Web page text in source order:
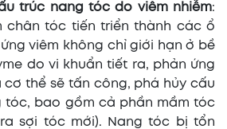
trúc nang tóc do viêm nhiễm:
chân tóc tiến triển thành các ổ
viêm không chỉ giới hạn ở bề
do vi khuẩn tiết ra, phản ứng
cơ thể sẽ tấn công, phá hủy cấu
tóc, bao gồm cả phần mầm tóc
sợi tóc mới). Nang tóc bị tổn